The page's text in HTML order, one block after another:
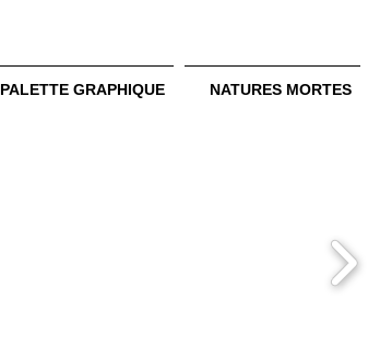
PALETTE GRAPHIQUE NATURES MORTES